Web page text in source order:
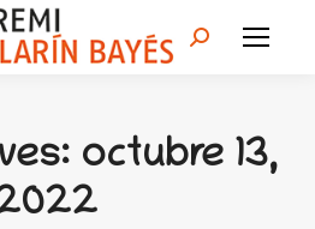
Search:
octubre 13,